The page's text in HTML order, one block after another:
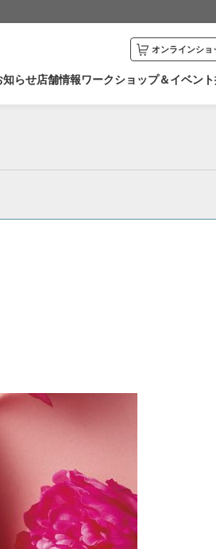
オンラインショ
知らせ店舗情報
井県 新潟県
馬県 愛知県
ワークショップ＆イベント
カリキュラムから探す